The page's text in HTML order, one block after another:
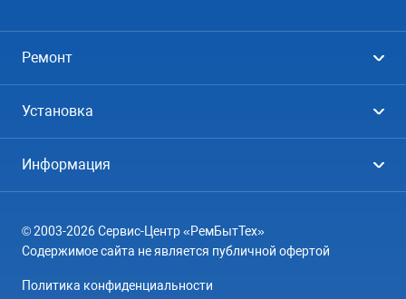
Ремонт
Посудомоечные машины
Кондиционеры
Варочные панели
Установка
Кондиционеры
Информация
География
© 2003-2026 Сервис-Центр «РемБытТех»
Содержимое сайта не является публичной офертой
Политика конфиденциальности